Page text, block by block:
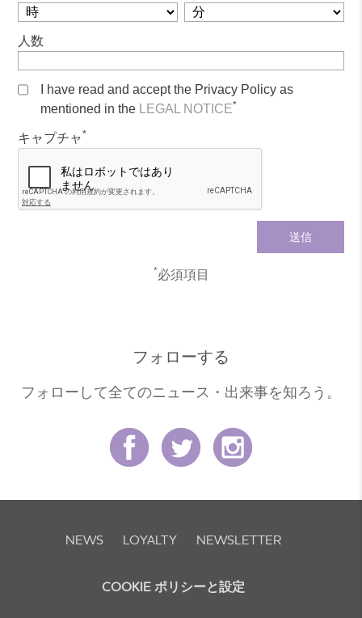
人数
I have read and accept the Privacy Policy as
mentioned in the
LEGAL NOTICE*
キャプチャ*
*必須項目
フォローする
フォローして全てのニュース・出来事を知ろう。
NEWS LOYALTY NEWSLETTER
COOKIE ポリシーと設定